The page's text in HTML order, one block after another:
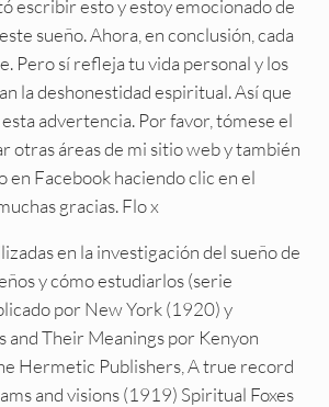
escribir esto y estoy emocionado de
sueño. Ahora, en conclusión, cada
Pero sí refleja tu vida personal y los
la deshonestidad espiritual. Así que
advertencia. Por favor, tómese el
otras áreas de mi sitio web y también
en Facebook haciendo clic en el
gracias. Flo x
en la investigación del sueño de
y cómo estudiarlos (serie
por New York (1920) y
and Their Meanings por Kenyon
Hermetic Publishers, A true record
and visions (1919) Spiritual Foxes